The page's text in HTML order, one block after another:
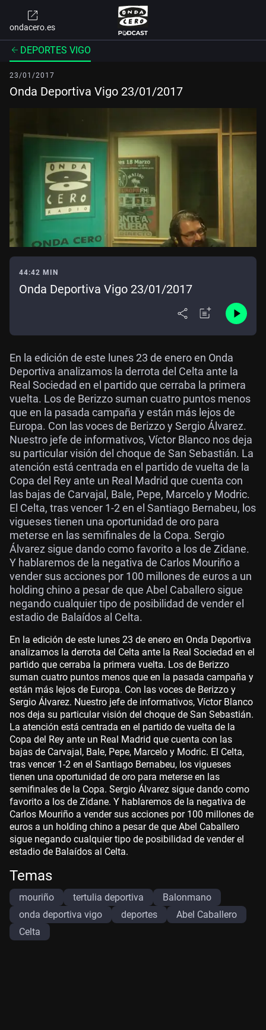
ondacero.es
DEPORTES VIGO
23/01/2017
Onda Deportiva Vigo 23/01/2017
44:42 MIN
Onda Deportiva Vigo 23/01/2017
En la edición de este lunes 23 de enero en Onda
Deportiva analizamos la derrota del Celta ante la
Real Sociedad en el partido que cerraba la primera
vuelta. Los de Berizzo suman cuatro puntos menos
que en la pasada campaña y están más lejos de
Europa. Con las voces de Berizzo y Sergio Álvarez.
Nuestro jefe de informativos, Víctor Blanco nos deja
su particular visión del choque de San Sebastián. La
atención está centrada en el partido de vuelta de la
Copa del Rey ante un Real Madrid que cuenta con
las bajas de Carvajal, Bale, Pepe, Marcelo y Modric.
El Celta, tras vencer 1-2 en el Santiago Bernabeu, los
vigueses tienen una oportunidad de oro para
meterse en las semifinales de la Copa. Sergio
Álvarez sigue dando como favorito a los de Zidane.
Y hablaremos de la negativa de Carlos Mouriño a
vender sus acciones por 100 millones de euros a un
holding chino a pesar de que Abel Caballero sigue
negando cualquier tipo de posibilidad de vender el
estadio de Balaídos al Celta.
En la edición de este lunes 23 de enero en Onda Deportiva
analizamos la derrota del Celta ante la Real Sociedad en el
partido que cerraba la primera vuelta. Los de Berizzo
suman cuatro puntos menos que en la pasada campaña y
están más lejos de Europa. Con las voces de Berizzo y
Sergio Álvarez. Nuestro jefe de informativos, Víctor Blanco
nos deja su particular visión del choque de San Sebastián.
La atención está centrada en el partido de vuelta de la
Copa del Rey ante un Real Madrid que cuenta con las
bajas de Carvajal, Bale, Pepe, Marcelo y Modric. El Celta,
tras vencer 1-2 en el Santiago Bernabeu, los vigueses
tienen una oportunidad de oro para meterse en las
semifinales de la Copa. Sergio Álvarez sigue dando como
favorito a los de Zidane. Y hablaremos de la negativa de
Carlos Mouriño a vender sus acciones por 100 millones de
euros a un holding chino a pesar de que Abel Caballero
sigue negando cualquier tipo de posibilidad de vender el
estadio de Balaídos al Celta.
Temas
mouriño tertulia deportiva
Balonmano
onda deportiva vigo
deportes
Abel Caballero
Celta